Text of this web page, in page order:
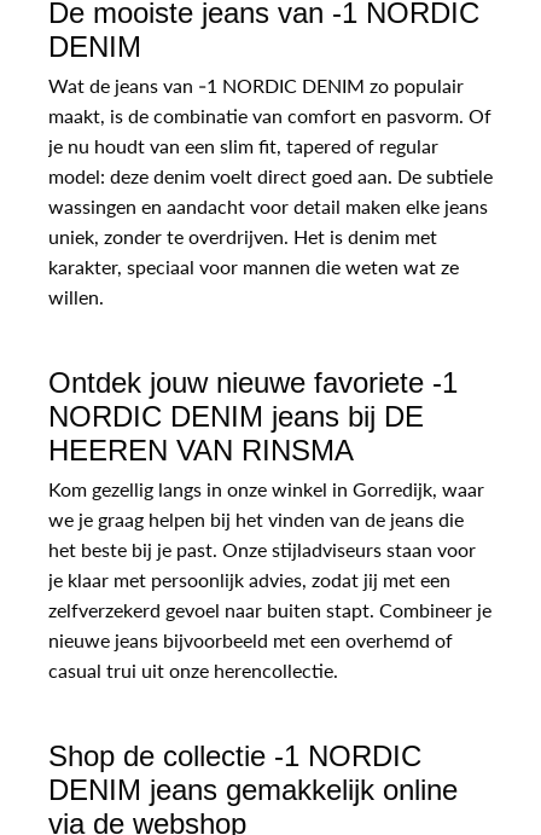
De mooiste jeans van -1 NORDIC
DENIM
Wat de jeans van -1 NORDIC DENIM zo populair
maakt, is de combinatie van comfort en pasvorm. Of
je nu houdt van een slim fit, tapered of regular
model: deze denim voelt direct goed aan. De subtiele
wassingen en aandacht voor detail maken elke jeans
uniek, zonder te overdrijven. Het is denim met
karakter, speciaal voor mannen die weten wat ze
willen.
Ontdek jouw nieuwe favoriete -1
NORDIC DENIM jeans bij DE
HEEREN VAN RINSMA
Kom gezellig langs in onze winkel in Gorredijk, waar
we je graag helpen bij het vinden van de jeans die
het beste bij je past. Onze stijladviseurs staan voor
je klaar met persoonlijk advies, zodat jij met een
zelfverzekerd gevoel naar buiten stapt. Combineer je
nieuwe jeans bijvoorbeeld met een overhemd of
casual trui uit onze herencollectie.
Shop de collectie -1 NORDIC
DENIM jeans gemakkelijk online
via de webshop